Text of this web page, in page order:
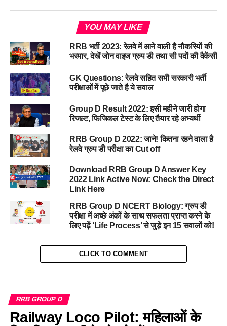
YOU MAY LIKE
RRB भर्ती 2023: रेलवे में आने वाली है नौकरियों की
भरमार, देखें जोन वाइज ग्रुप डी तथा सी पदों की वैकेंसी
GK Questions: रेलवे सहित सभी सरकारी भर्ती
परीक्षाओं में पूछे जाते है ये सवाल
Group D Result 2022: इसी महीने जारी होगा
रिजल्ट, फिजिकल टेस्ट के लिए तैयार रहे अभ्यर्थी
RRB Group D 2022: जाने! कितना रहने वाला है
रेलवे ग्रुप डी परीक्षा का Cut off
Download RRB Group D Answer Key
2022 Link Active Now: Check the Direct
Link Here
RRB Group D NCERT Biology: ग्रुप डी
परीक्षा में अच्छे अंकों के साथ सफलता प्राप्त करने के
लिए पढ़ें ‘Life Process’ से जुड़े इन 15 सवालों को!
CLICK TO COMMENT
RRB GROUP D
Railway Loco Pilot: महिलाओं के